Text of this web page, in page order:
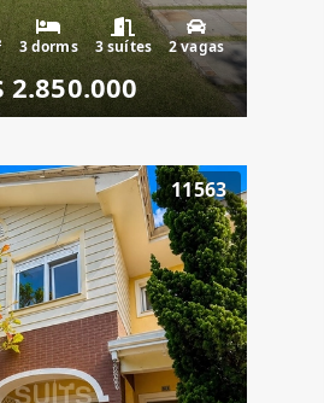
3 dorms 3 suítes 2 vagas
2.850.000
11563